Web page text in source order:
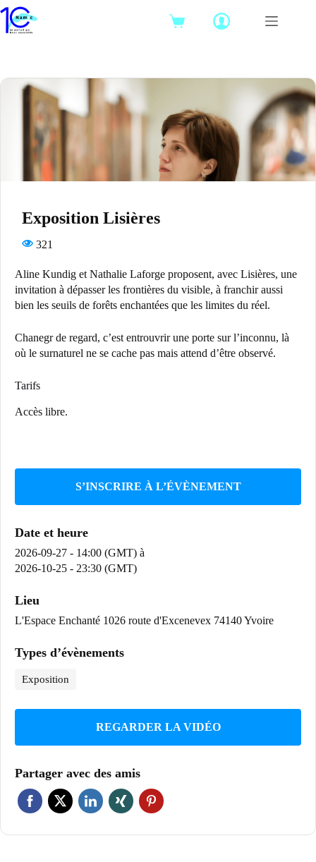
Passer
au
contenu
Panier
Exposition Lisières
321
Aline Kundig et Nathalie Laforge proposent, avec Lisières, une
invitation à dépasser les frontières du visible, à franchir aussi
bien les seuils de forêts enchantées que les limites du réel.
Chanegr de regard, c’est entrouvrir une porte sur l’inconnu, là
où le surnaturel ne se cache pas mais attend d’être observé.
Tarifs
Accès libre.
S’INSCRIRE À L’ÉVÈNEMENT
Date et heure
2026-09-27 - 14:00 (GMT) à
2026-10-25 - 23:30 (GMT)
Lieu
L'Espace Enchanté 1026 route d'Excenevex 74140 Yvoire
Types d’évènements
Exposition
REGARDER LA VIDÉO
Partager avec des amis